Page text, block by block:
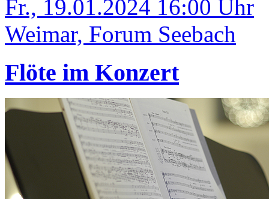
Fr., 19.01.2024 16:00 Uhr
Weimar, Forum Seebach
Flöte im Konzert